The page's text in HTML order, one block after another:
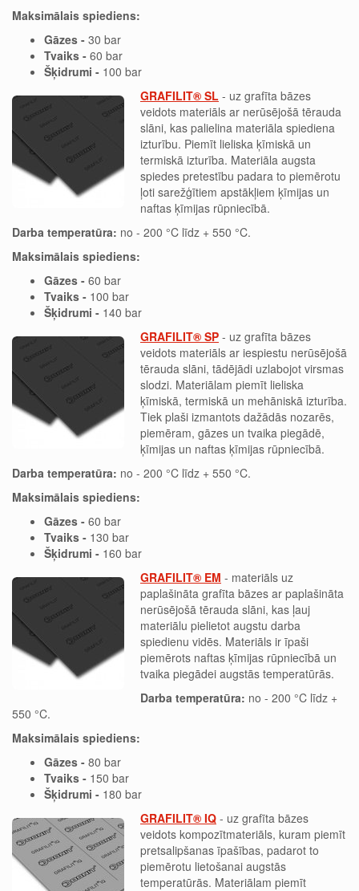
Maksimālais spiediens:
Gāzes - 30 bar
Tvaiks - 60 bar
Šķidrumi - 100 bar
GRAFILIT® SL - uz grafīta bāzes
veidots materiāls ar nerūsējošā tērauda
slāni, kas palielina materiāla spiediena
izturību. Piemīt lieliska ķīmiskā un
termiskā izturība. Materiāla augsta
spiedes pretestību padara to piemērotu
ļoti sarežģītiem apstākļiem ķīmijas un
naftas ķīmijas rūpniecībā.
Darba temperatūra: no - 200 °C līdz + 550 °C.
Maksimālais spiediens:
Gāzes - 60 bar
Tvaiks - 100 bar
Šķidrumi - 140 bar
GRAFILIT® SP - uz grafīta bāzes
veidots materiāls ar iespiestu nerūsējošā
tērauda slāni, tādējādi uzlabojot virsmas
slodzi. Materiālam piemīt lieliska
ķīmiskā, termiskā un mehāniskā izturība.
Tiek plaši izmantots dažādās nozarēs,
piemēram, gāzes un tvaika piegādē,
ķīmijas un naftas ķīmijas rūpniecībā.
Darba temperatūra: no - 200 °C līdz + 550 °C.
Maksimālais spiediens:
Gāzes - 60 bar
Tvaiks - 130 bar
Šķidrumi - 160 bar
GRAFILIT® EM - materiāls uz
paplašināta grafīta bāzes ar paplašināta
nerūsējošā tērauda slāni, kas ļauj
materiālu pielietot augstu darba
spiedienu vidēs. Materiāls ir īpaši
piemērots naftas ķīmijas rūpniecībā un
tvaika piegādei augstās temperatūrās.
Darba temperatūra: no - 200 °C līdz +
550 °C.
Maksimālais spiediens:
Gāzes - 80 bar
Tvaiks - 150 bar
Šķidrumi - 180 bar
GRAFILIT® IQ - uz grafīta bāzes
veidots kompozītmateriāls, kuram piemīt
pretsalipšanas īpašības, padarot to
piemērotu lietošanai augstās
temperatūrās. Materiālam piemīt